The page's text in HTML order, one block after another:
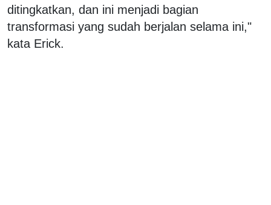
ditingkatkan, dan ini menjadi bagian
transformasi yang sudah berjalan selama ini,"
kata Erick.